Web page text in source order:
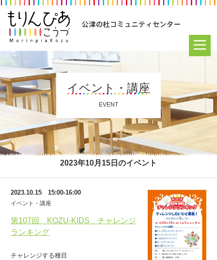
イベント・講座
EVENT
2023年10月15日のイベント
第107回 KOZU-KIDS チャレンジ
ランキング
2023.10.15 15:00-16:00
イベント・講座
チャレンジする種目